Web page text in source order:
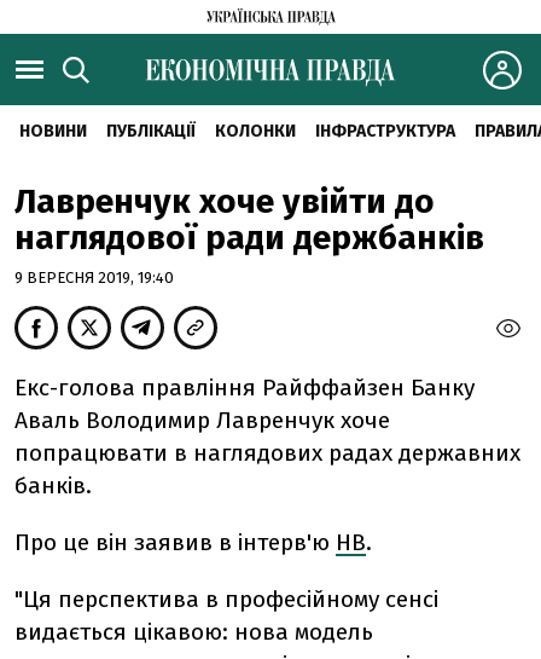
НОВИНИ ПУБЛІКАЦІЇ КОЛОНКИ ІНФРАСТРУКТУРА
Лавренчук хоче увійти до
наглядової ради держбанків
9 ВЕРЕСНЯ 2019, 19:40
Екс-голова правління Райффайзен Банку
Аваль Володимир Лавренчук хоче
попрацювати в наглядових радах державних
банків.
Про це він заявив в інтерв'ю НВ.
"Ця перспектива в професійному сенсі
видається цікавою: нова модель